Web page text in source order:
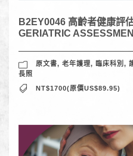
B2EY0046 高齡者健康評
GERIATRIC
原文書, 老年護理, 臨床科別 ,
長照
NT$1700(原價US$89.95)